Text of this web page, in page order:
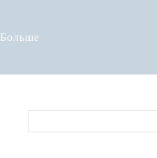
Больше